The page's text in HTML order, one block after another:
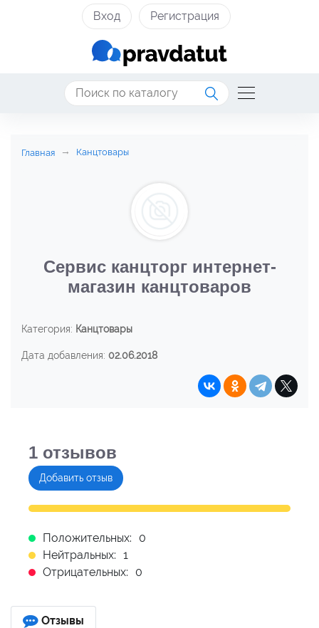
Вход Регистрация
Главная Канцтовары
Сервис канцторг интернет-
магазин канцтоваров
Категория: Канцтовары
Дата добавления: 02.06.2018
1 отзывов
Добавить отзыв
Положительных:
0
Нейтральных: 1
Отрицательных:
0
Отзывы